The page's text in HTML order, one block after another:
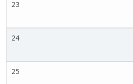
23
24
25